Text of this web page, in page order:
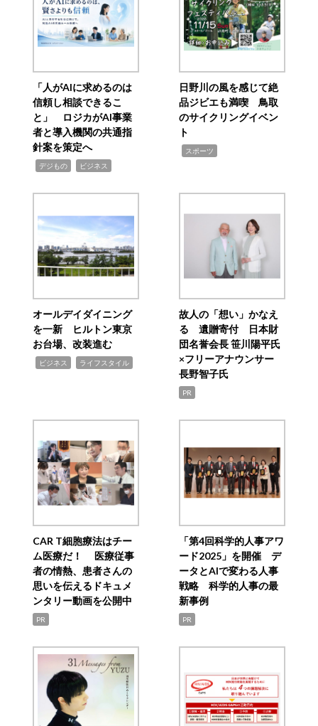
「人がAIに求めるのは
信頼し相談できるこ
と」 ロジカがAI事業
者と導入機関の共通指
針案を策定へ
デジもの ビジネス
日野川の風を感じて絶
品ジビエも満喫 鳥取
のサイクリングイベン
ト
スポーツ
オールデイダイニング
を一新 ヒルトン東京
お台場、改装進む
ビジネス ライフスタイル
故人の「想い」かなえ
る 遺贈寄付 日本財
団名誉会長 笹川陽平氏
×フリーアナウンサー
長野智子氏
PR
CAR T細胞療法はチー
ム医療だ！ 医療従事
者の情熱、患者さんの
思いを伝えるドキュメ
ンタリー動画を公開中
PR
「第4回科学的人事アワ
ード2025」を開催 デ
ータとAIで変わる人事
戦略 科学的人事の最
新事例
PR